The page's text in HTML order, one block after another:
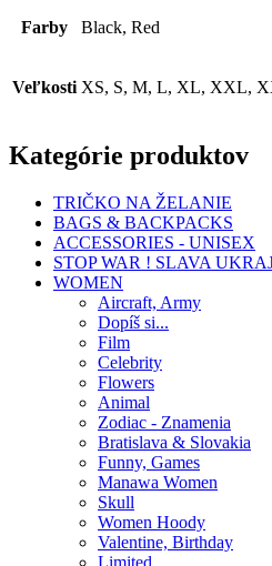
Farby Black, Red
Veľkosti XS, S, M, L, XL, XXL,
Kategórie produktov
TRIČKO NA ŽELANIE
BAGS & BACKPACKS
ACCESSORIES - UNISEX
STOP WAR ! SLAVA
WOMEN
Aircraft, Army
Dopíš si...
Film
Celebrity
Flowers
Animal
Zodiac - Znamenia
Bratislava & Slovakia
Funny, Games
Manawa Women
Skull
Women Hoody
Valentine, Birthday
Limited